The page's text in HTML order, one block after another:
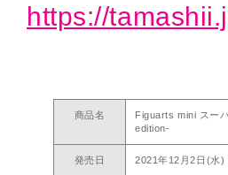
https://
商品名
Figuarts mini スー
edition-
発売日 2021年12月2日(水)